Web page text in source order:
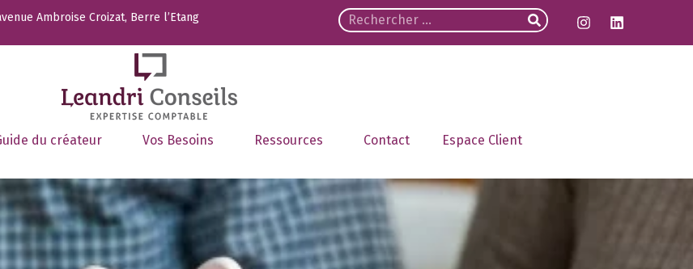
Ambroise Croizat, Berre l’Etang
du créateur Vos Besoins Ressources Contact Espace Client